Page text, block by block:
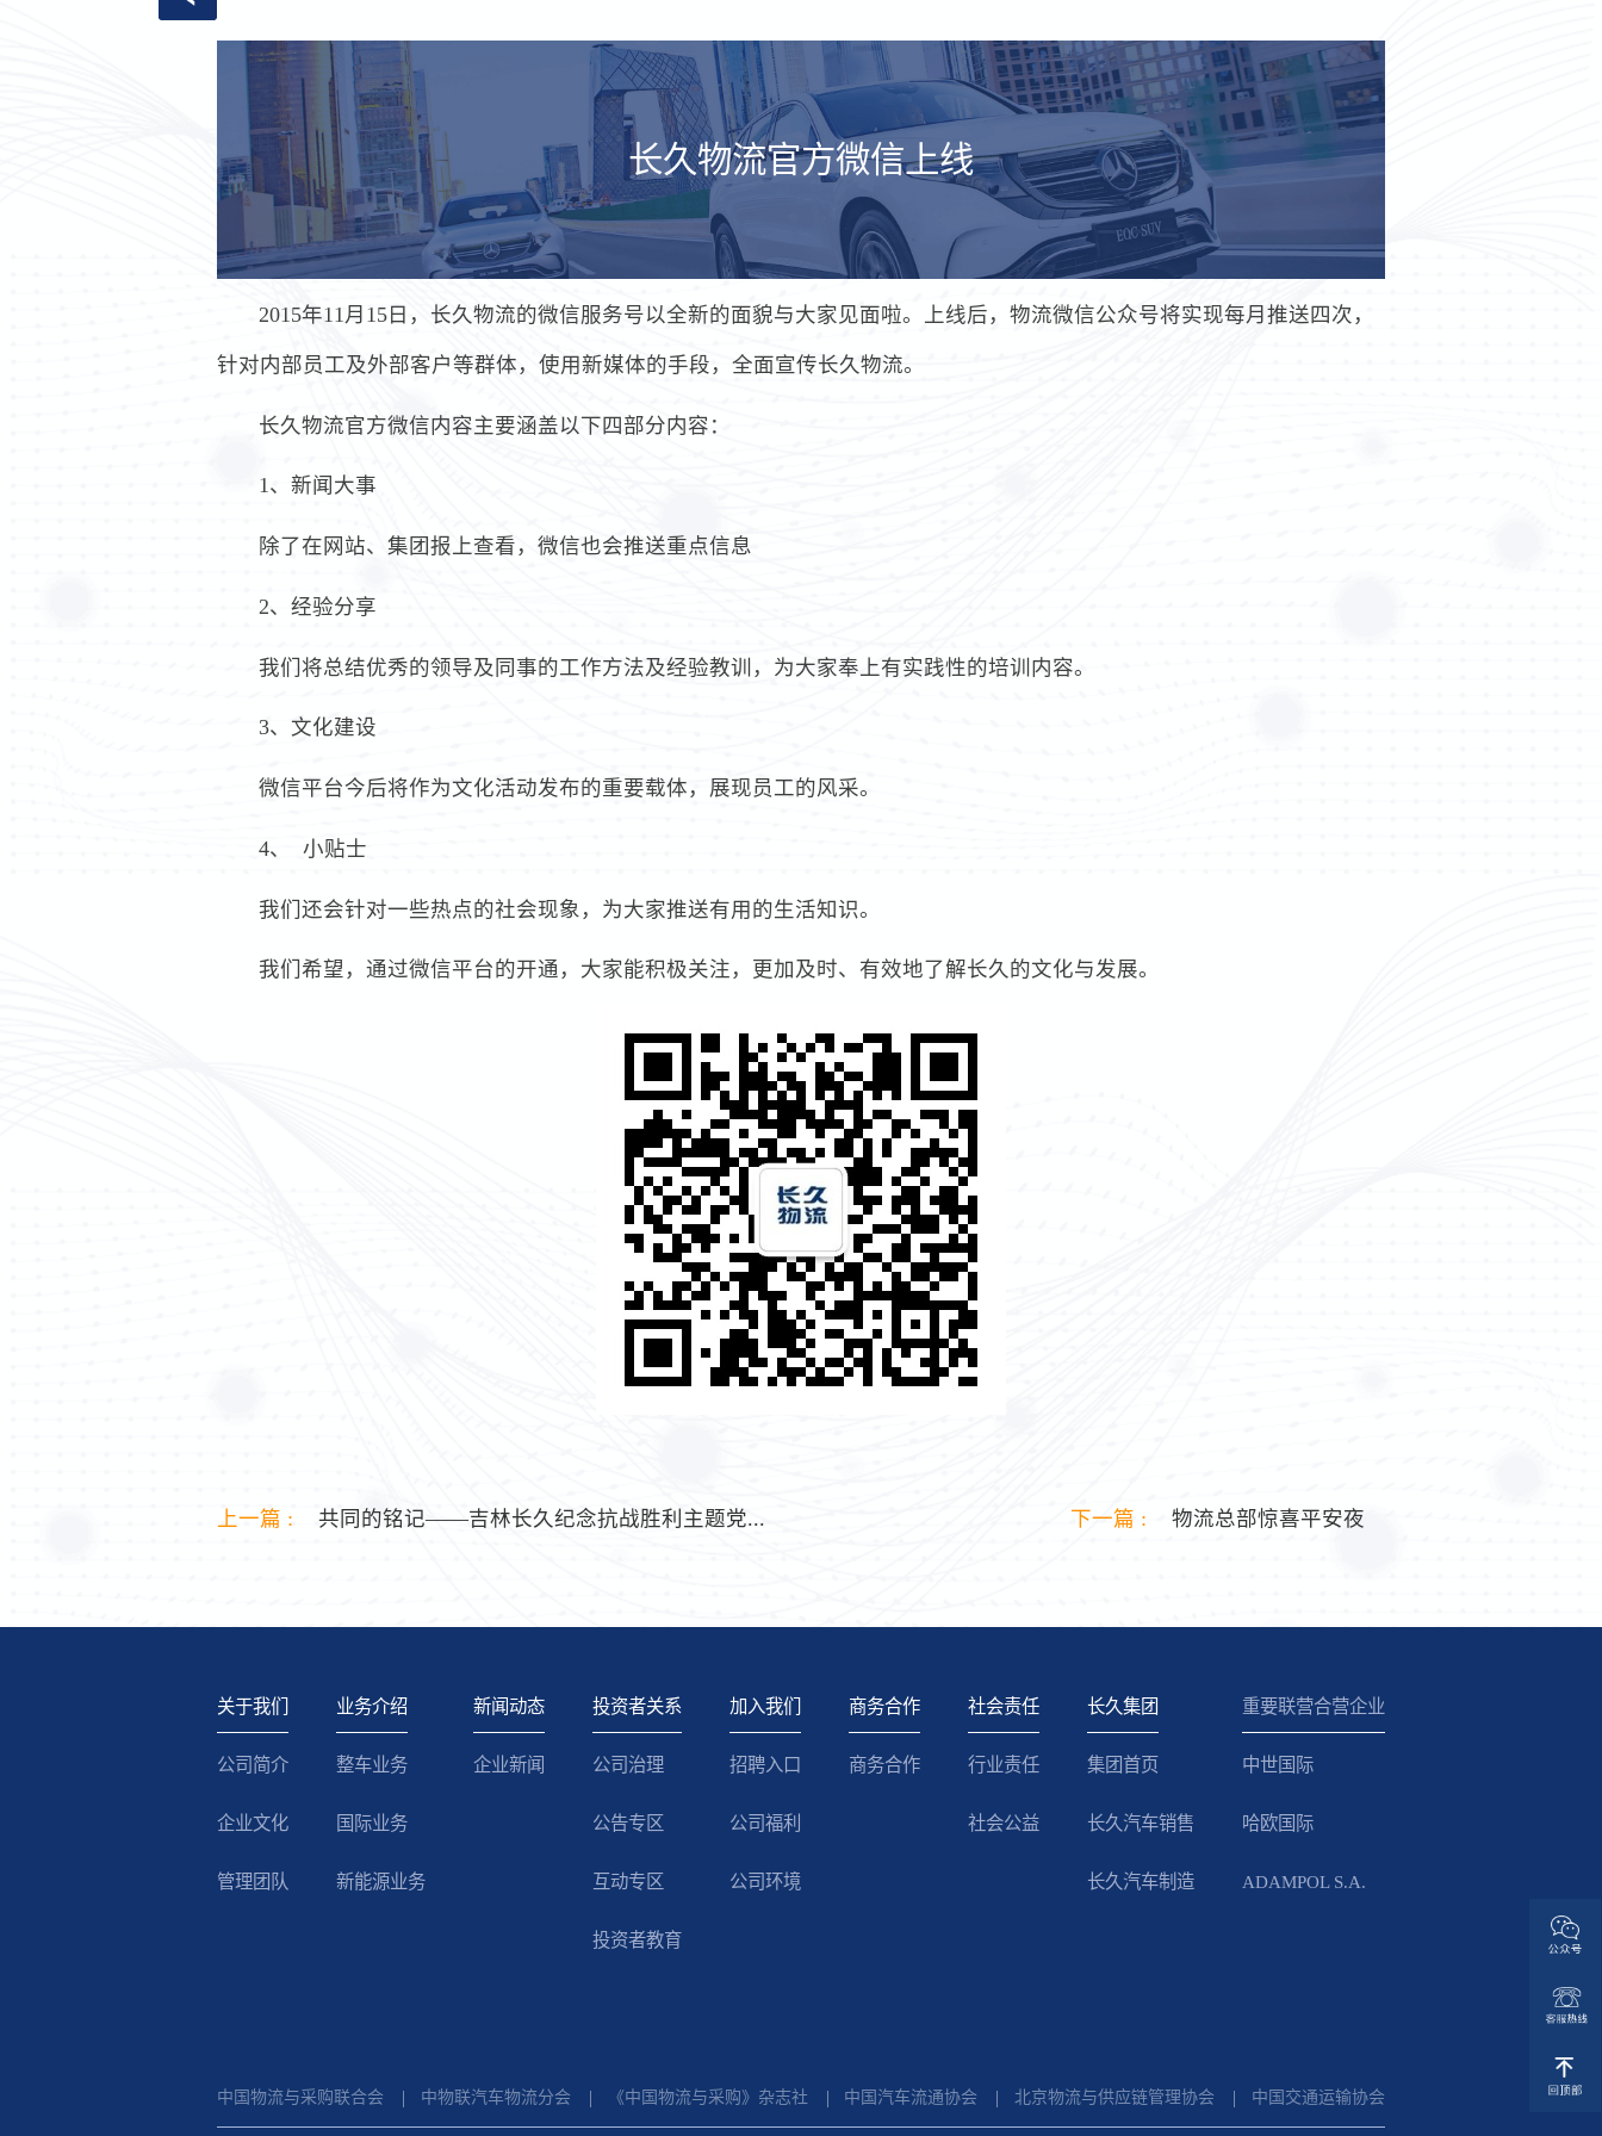
长久物流官方微信上线
2015年11月15日，长久物流的微信服务号以全新的面貌与大家见面啦。上线后，物流微信公众号将实现每月推送四次，
针对内部员工及外部客户等群体，使用新媒体的手段，全面宣传长久物流。
长久物流官方微信内容主要涵盖以下四部分内容：
1、新闻大事
除了在网站、集团报上查看，微信也会推送重点信息
2、经验分享
我们将总结优秀的领导及同事的工作方法及经验教训，为大家奉上有实践性的培训内容。
3、文化建设
微信平台今后将作为文化活动发布的重要载体，展现员工的风采。
4、 小贴士
我们还会针对一些热点的社会现象，为大家推送有用的生活知识。
我们希望，通过微信平台的开通，大家能积极关注，更加及时、有效地了解长久的文化与发展。
上一篇 : 共同的铭记——吉林长久纪念抗战胜利主题党... 下一篇 : 物流总部惊喜平安夜
关于我们
公司简介
企业文化
管理团队
业务介绍
整车业务
国际业务
新能源业务
新闻动态
企业新闻
投资者关系
公司治理
公告专区
互动专区
投资者教育
加入我们
招聘入口
公司福利
公司环境
商务合作
商务合作
社会责任
行业责任
社会公益
长久集团
集团首页
长久汽车销售
长久汽车制造
重要联营合营企业
中世国际
哈欧国际
ADAMPOL S.A.
中国物流与采购联合会 中物联汽车物流分会 《中国物流与采购》杂志社 中国汽车流通协会 北京物流与供应链管理协会 中国交通运输协会